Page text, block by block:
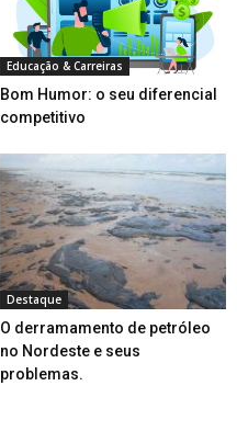
Educação & Carreiras
Bom Humor: o seu diferencial
competitivo
Destaque
O derramamento de petróleo
no Nordeste e seus
problemas.